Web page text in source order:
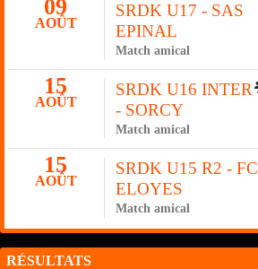
09
AOÛT
SRDK U17 - SAS
EPINAL
Match amical
15
AOÛT
SRDK U16 INTER
- SORCY
Match amical
15
AOÛT
SRDK U15 R2 - FC
ELOYES
Match amical
RÉSULTATS